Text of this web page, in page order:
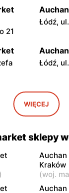
platformy
zakupami
są tam nie tylko
aukcyjnym
przez Auchan.
np.
wybór,
rozwiązania.
21
Łódź,
Łódź,
II 28A
Kielce,
WIĘCEJ
sklepy
)
Auchan
Kraków
(woj.
Auchan